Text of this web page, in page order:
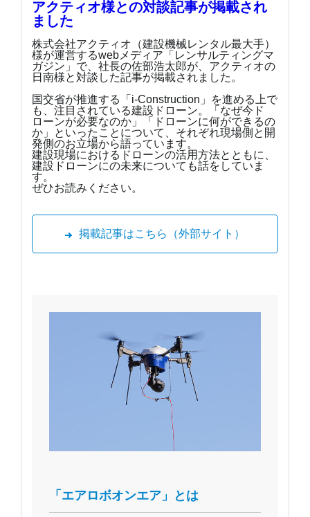
アクティオ様との対談記事が掲載され
ました
株式会社アクティオ（建設機械レンタル最大手）
様が運営するwebメディア「レンサルティングマ
ガジン」で、社長の佐部浩太郎が、アクティオの
日南様と対談した記事が掲載されました。
国交省が推進する「i-Construction」を進める上で
も、注目されている建設ドローン。「なぜ今ド
ローンが必要なのか」「ドローンに何ができるの
か」といったことについて、それぞれ現場側と開
発側のお立場から語っています。
建設現場におけるドローンの活用方法とともに、
建設ドローンにの未来についても話をしていま
す。
ぜひお読みください。
掲載記事はこちら（外部サイト）
「エアロボオンエア」とは